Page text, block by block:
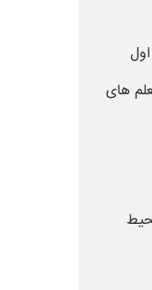
های